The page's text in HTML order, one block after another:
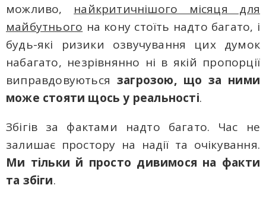
можливо, найкритичнішого місяця для
майбутнього на кону стоїть надто багато, і
будь-які ризики озвучування цих думок
набагато, незрівнянно ні в якій пропорції
виправдовуються загрозою, що за ними
може стояти щось у реальності.
Збігів за фактами надто багато. Час не
залишає простору на надії та очікування.
Ми тільки й просто дивимося на факти
та збіги.